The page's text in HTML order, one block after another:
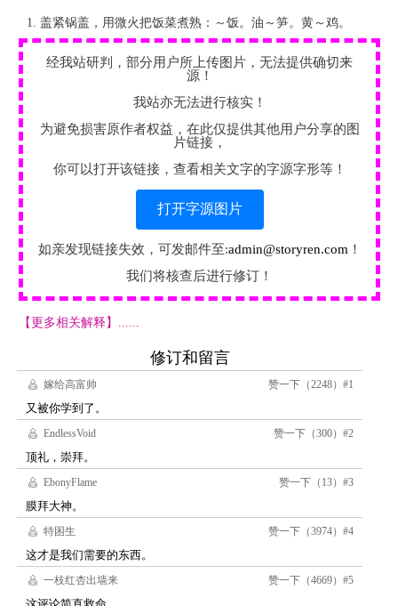
盖紧锅盖，用微火把饭菜煮熟：～饭。油～笋。黄～鸡。
经我站研判，部分用户所上传图片，无法提供确切来
源！
我站亦无法进行核实！
为避免损害原作者权益，在此仅提供其他用户分享的图
片链接，
你可以打开该链接，查看相关文字的字源字形等！
打开字源图片
如亲发现链接失效，可发邮件至:admin@storyren.com ！
我们将核查后进行修订！
【更多相关解释】......